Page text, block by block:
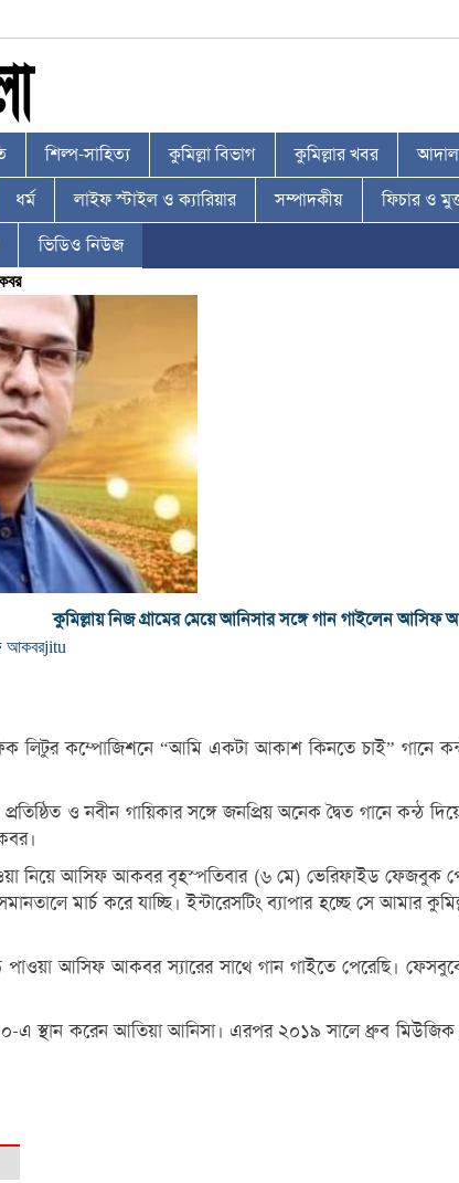
শিল্প-সাহিত্য কুমিল্লা বিভাগ কুমিল্লার খবর
ধর্ম লাইফ স্টাইল ও ক্যারিয়ার সম্পাদকীয় ফিচার ও
ভিডিও নিউজ
কুমিল্লায় নিজ গ্রামের মেয়ে আনিসার সঙ্গে গান গাইলেন আসিফ
আকবরjitu
লিটুর কম্পোজিশনে “আমি একটা আকাশ কিনতে চাই” গানে
ও নবীন গায়িকার সঙ্গে জনপ্রিয় অনেক দ্বৈত গানে কন্ঠ
নিয়ে আসিফ আকবর বৃহস্পতিবার (৬ মে) ভেরিফাইড ফেজবুক
মার্চ করে যাচ্ছি। ইন্টারেসটিং ব্যাপার হচ্ছে সে
আসিফ আকবর স্যারের সাথে গান গাইতে পেরেছি।
এ স্থান করেন আতিয়া আনিসা। এরপর ২০১৯ সালে ধ্রুব মিউজিক